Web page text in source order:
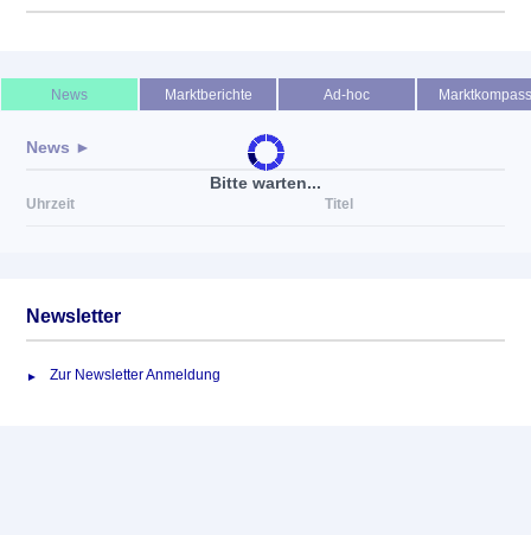
Bitte warten...
News Marktberichte Ad-hoc Marktkompass
News ►
Uhrzeit Titel
Newsletter
Zur Newsletter Anmeldung